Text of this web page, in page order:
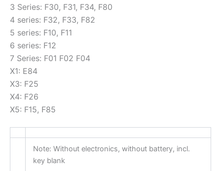
3 Series: F30, F31, F34, F80
4 series: F32, F33, F82
5 series: F10, F11
6 series: F12
7 Series: F01 F02 F04
X1: E84
X3: F25
X4: F26
X5: F15, F85
Note: Without electronics, without battery, incl.
key blank